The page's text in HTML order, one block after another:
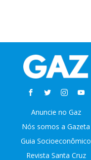
Anuncie no Gaz
Nós somos a Gazeta
Guia Socioeconômico
Revista Santa Cruz